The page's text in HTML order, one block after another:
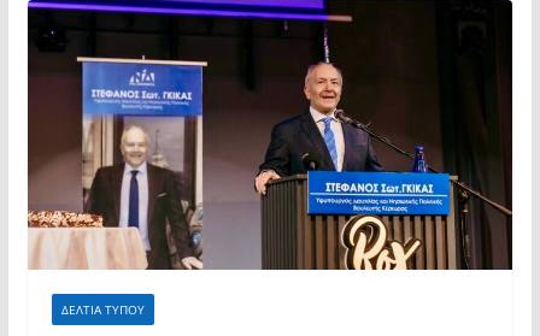
καθημερινότητάς τους»
Στέφανος Γκίκας: «Καλωσορίζω θερμά τους
911 νέους φοιτητές που επέλεξαν τα 6
Τμήματα της Κέρκυρας για τις σπουδές
τους»
ΔΕΛΤΙΑ ΤΥΠΟΥ